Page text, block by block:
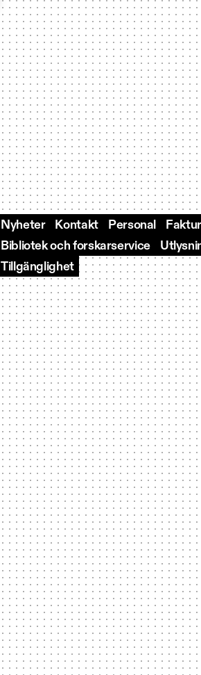
Nyheter Kontakt Personal
Bibliotek och forskarservice
Tillgänglighet